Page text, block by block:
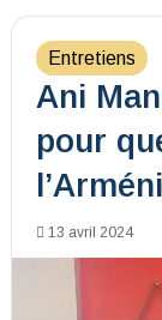
Entretiens
Ani
pour
13 avril 2024